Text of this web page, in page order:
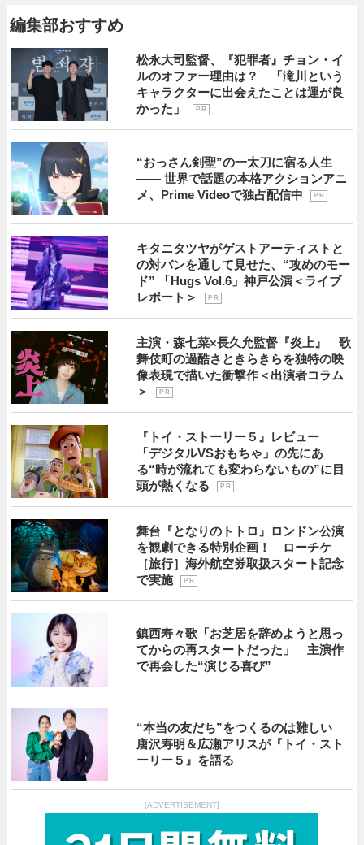
編集部おすすめ
松永大司監督、『犯罪者』チョン・イ
ルのオファー理由は？ 「滝川という
キャラクターに出会えたことは運が良
かった」
P R
“おっさん剣聖”の一太刀に宿る人生
―― 世界で話題の本格アクションアニ
メ、Prime Videoで独占配信中
P R
キタニタツヤがゲストアーティストと
の対バンを通して見せた、“攻めのモー
ド” 「Hugs Vol.6」神戸公演＜ライブ
レポート＞
P R
主演・森七菜×長久允監督『炎上』 歌
舞伎町の過酷さときらきらを独特の映
像表現で描いた衝撃作＜出演者コラム
＞
P R
『トイ・ストーリー５』レビュー
「デジタルVSおもちゃ」の先にあ
る“時が流れても変わらないもの”に目
頭が熱くなる
P R
舞台『となりのトトロ』ロンドン公演
を観劇できる特別企画！ ローチケ
［旅行］海外航空券取扱スタート記念
で実施
P R
鎮西寿々歌「お芝居を辞めようと思っ
てからの再スタートだった」 主演作
で再会した“演じる喜び”
“本当の友だち”をつくるのは難しい
唐沢寿明＆広瀬アリスが『トイ・スト
ーリー５』を語る
[ADVERTISEMENT]